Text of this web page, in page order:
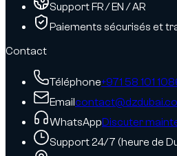
Support FR / EN / AR
Paiements sécurisés et
Contact
Téléphone+971 58 101
Email
WhatsAppDiscuter
Support 24/7 (heure de